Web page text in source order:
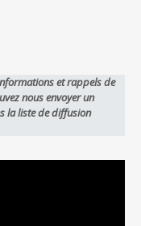
et rappels de
nous envoyer un
la liste de diffusion